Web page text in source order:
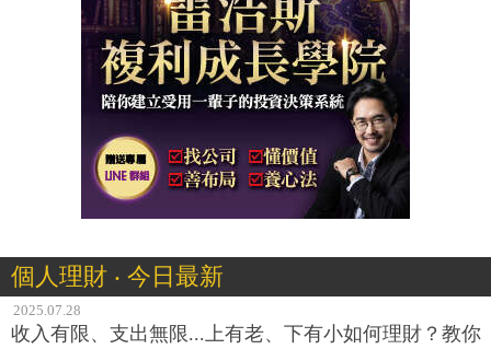
個人理財 ‧ 今日最新
2025.07.28
收入有限、支出無限...上有老、下有小如何理財？教你